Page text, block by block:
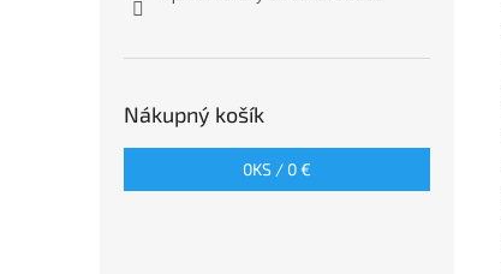
Nákupný košík
0KS / 0 €